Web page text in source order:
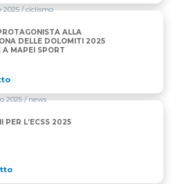
2025/ ciclismo
ALLA
DELLE DOLOMITI 2025
A MAPEI SPORT
2025
2025/ news
PER L’ECSS 2025